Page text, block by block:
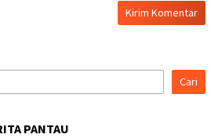
Cari
PANTAU